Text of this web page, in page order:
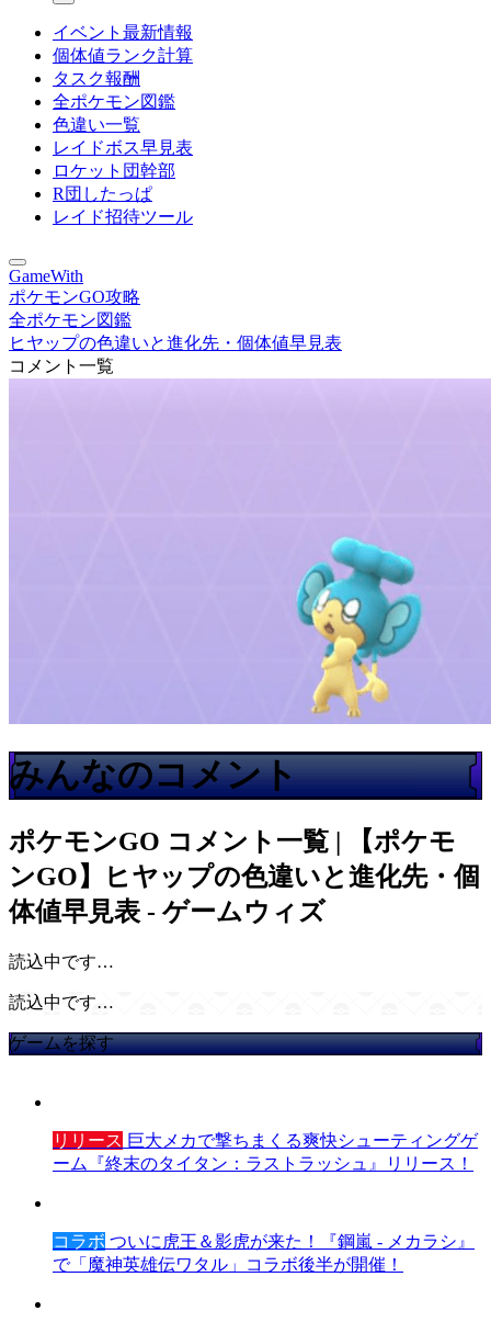
イベント最新情報
個体値ランク計算
タスク報酬
全ポケモン図鑑
色違い一覧
レイドボス早見表
ロケット団幹部
R団したっぱ
レイド招待ツール
GameWith
ポケモンGO攻略
全ポケモン図鑑
ヒヤップの色違いと進化先・個体値早見表
コメント一覧
みんなのコメント
ポケモンGO コメント一覧 | 【ポケモ
ンGO】ヒヤップの色違いと進化先・個
体値早見表 - ゲームウィズ
読込中です…
読込中です…
ゲームを探す
リリース 巨大メカで撃ちまくる爽快シューティングゲ
ーム『終末のタイタン：ラストラッシュ』リリース！
コラボ ついに虎王＆影虎が来た！『鋼嵐 - メカラシ』
で「魔神英雄伝ワタル」コラボ後半が開催！